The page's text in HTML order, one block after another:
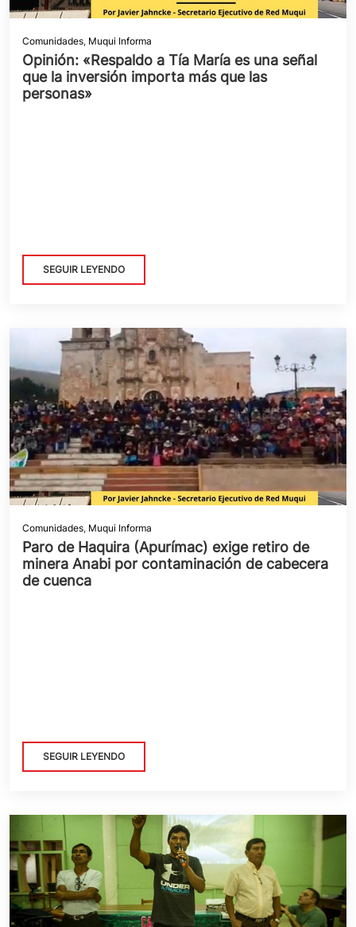
Comunidades, Muqui Informa
Opinión: «Respaldo a Tía María es una señal
que la inversión importa más que las
personas»
SEGUIR LEYENDO
Comunidades, Muqui Informa
Paro de Haquira (Apurímac) exige retiro de
minera Anabi por contaminación de cabecera
de cuenca
SEGUIR LEYENDO